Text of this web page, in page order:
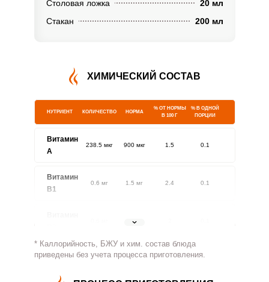
Столовая ложка
20 мл
Стакан
200 мл
ХИМИЧЕСКИЙ СОСТАВ
НУТРИЕНТ КОЛИЧЕСТВО НОРМА
% ОТ НОРМЫ
В 100 Г
% В ОДНОЙ
ПОРЦИИ
Витамин
A
238.5 мкг 900 мкг 1.5 0.1
Витамин
В1
0.6 мг 1.5 мг 2.4 0.1
1.8 мг
Витамин
170.9 мг 500 мг 2 0.1
* Каллорийность, БЖУ и хим. состав блюда
приведены без учета процесса приготовления.